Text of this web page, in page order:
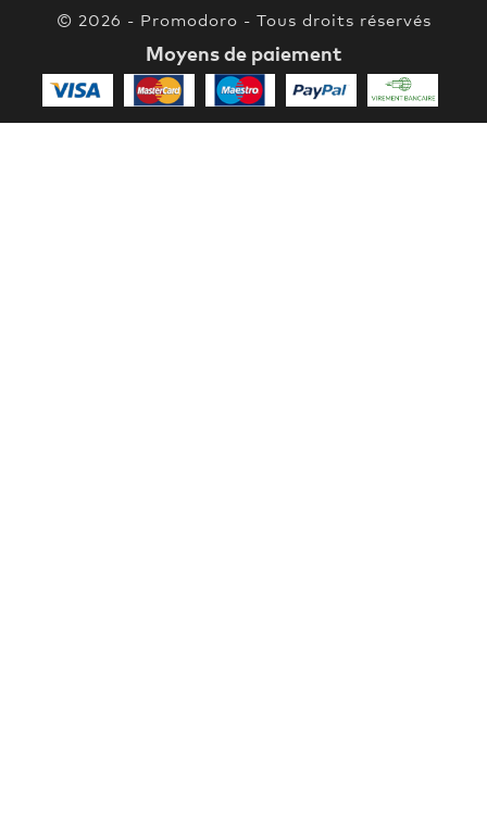
© 2026 - Promodoro - Tous droits réservés
Moyens de paiement